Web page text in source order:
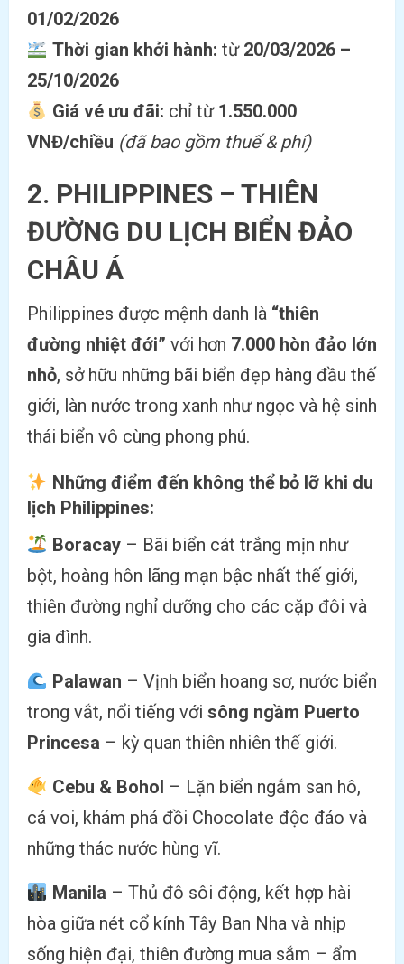
01/02/2026
Thời gian khởi hành: từ 20/03/2026 –
25/10/2026
Giá vé ưu đãi: chỉ từ 1.550.000
VNĐ/chiều (đã bao gồm thuế & phí)
2. PHILIPPINES – THIÊN
ĐƯỜNG DU LỊCH BIỂN ĐẢO
CHÂU Á
Philippines được mệnh danh là “thiên
đường nhiệt đới” với hơn 7.000 hòn đảo lớn
nhỏ, sở hữu những bãi biển đẹp hàng đầu thế
giới, làn nước trong xanh như ngọc và hệ sinh
thái biển vô cùng phong phú.
Những điểm đến không thể bỏ lỡ khi du
lịch Philippines:
Boracay– Bãi biển cát trắng mịn như
bột, hoàng hôn lãng mạn bậc nhất thế giới,
thiên đường nghỉ dưỡng cho các cặp đôi và
gia đình.
Palawan – Vịnh biển hoang sơ, nước biển
trong vắt, nổi tiếng với sông ngầm Puerto
Princesa – kỳ quan thiên nhiên thế giới.
Cebu & Bohol – Lặn biển ngắm san hô,
cá voi, khám phá đồi Chocolate độc đáo và
những thác nước hùng vĩ.
Manila – Thủ đô sôi động, kết hợp hài
hòa giữa nét cổ kính Tây Ban Nha và nhịp
sống hiện đại, thiên đường mua sắm – ẩm